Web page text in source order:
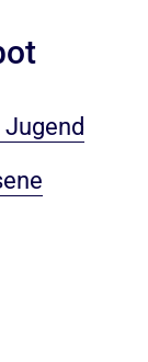
Jugend